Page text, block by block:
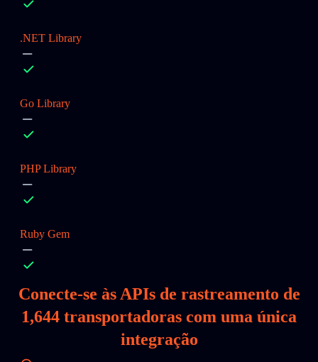
.NET Library
Go Library
PHP Library
Ruby Gem
Conecte-se às APIs de rastreamento de
1,644 transportadoras com uma única
integração